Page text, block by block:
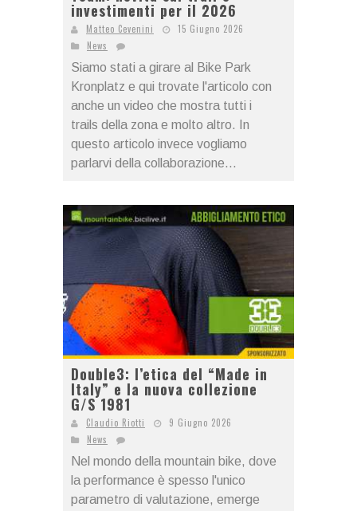
investimenti per il 2026
Matteo Cevenini
15 Giugno 2026
News
Siamo stati a girare al Bike Park
Kronplatz e qui trovate l'articolo con
anche un video che mostra tutti i
trails della zona e molto altro. In
questo articolo invece vogliamo
parlarvi della collaborazione...
Double3: l’etica del “Made in
Italy” e la nuova collezione
G/S 1981
Claudio Riotti
9 Giugno 2026
News
Nel mondo della mountain bike, dove
la performance è spesso l'unico
parametro di valutazione, emerge